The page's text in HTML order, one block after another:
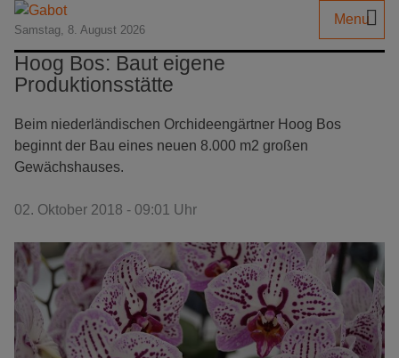
Samstag, 8. August 2026
Menu
Hoog Bos: Baut eigene
Produktionsstätte
Beim niederländischen Orchideengärtner Hoog Bos
beginnt der Bau eines neuen 8.000 m2 großen
Gewächshauses.
02. Oktober 2018 - 09:01 Uhr